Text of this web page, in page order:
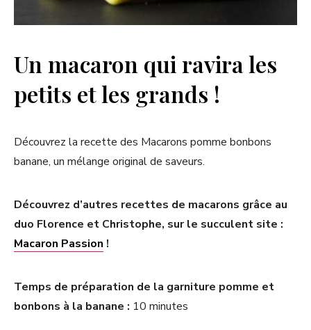
Un macaron qui ravira les
petits et les grands !
Découvrez la recette des Macarons pomme bonbons
banane, un mélange original de saveurs.
Découvrez d’autres recettes de macarons grâce au
duo Florence et Christophe, sur le succulent site :
Macaron Passion !
Temps de préparation de la garniture pomme et
bonbons à la banane : 10 minutes